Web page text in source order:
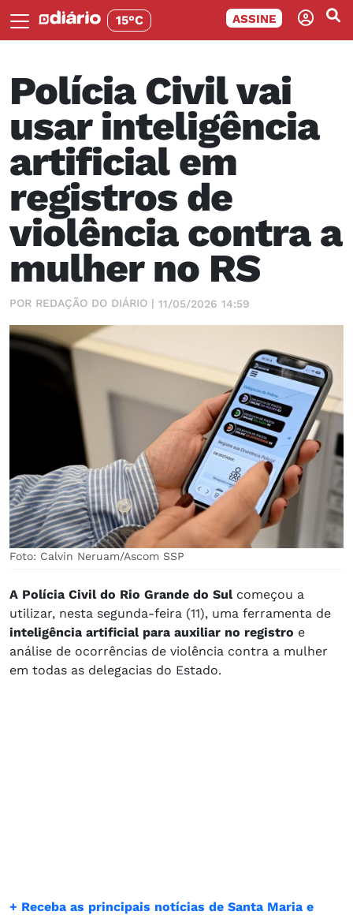
15°C ASSINE
Polícia Civil vai
usar inteligência
artificial em
registros de
violência contra a
mulher no RS
POR REDAÇÃO DO DIÁRIO | 11/05/2026 14:59
Foto: Calvin Neruam/Ascom SSP
A Polícia Civil do Rio Grande do Sulcomeçou a
utilizar, nesta segunda-feira (11), uma ferramenta de
inteligência artificial para auxiliar no registro e
análise de ocorrências de violência contra a mulher
em todas as delegacias do Estado.
+ Receba as principais notícias de Santa Maria e